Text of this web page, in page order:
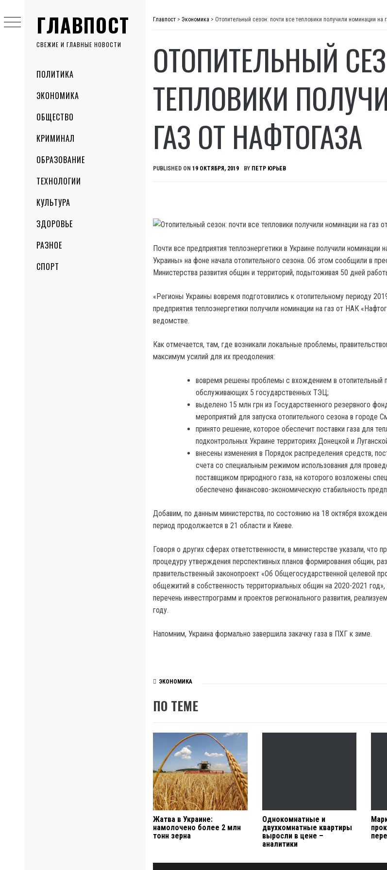
ГЛАВПОСТ
СВЕЖИЕ И ГЛАВНЫЕ НОВОСТИ
MenuПОЛИТИКА
ЭКОНОМИКА
ОБЩЕСТВО
КРИМИНАЛ
ОБРАЗОВАНИЕ
ТЕХНОЛОГИИ
КУЛЬТУРА
ЗДОРОВЬЕ
РАЗНОЕ
СПОРТ
to
content
Главпост > Экономика > Отопительный сезон: почти все тепловики получили номинации на
ОТОПИТЕЛЬНЫЙ
ТЕПЛОВИКИ
ГАЗ ОТ НАФТОГАЗА
PUBLISHED ON 19 ОКТЯБРЯ, 2019 BY ПЕТР ЮРЬЕВ
Почти все предприятия теплоэнергетики в Украине получили номинации
Украины» на фоне начала отопительного сезона. Об этом сообщили в
Министерства развития общин и территорий, подытоживая 50 дней
«Регионы Украины вовремя подготовились к отопительному периоду
предприятия теплоэнергетики получили номинации на газ от НАК
ведомстве.
Как отмечается, там, где возникали локальные проблемы,
максимум усилий для их преодоления:
вовремя решены проблемы с вхождением в отопительный
обслуживающих 5 государственных ТЭЦ;
выделено 15 млн грн из Государственного резервного
мероприятий для запуска отопительного сезона в городе
принято решение, которое обеспечит поставки газа для
подконтрольных Украине территориях Донецкой и
внесены изменения в Порядок распределения средств,
счета со специальным режимом использования для
поставщиком природного газа, на которого возложены
обеспечено финансово-экономическую стабильность
Добавим, по данным министерства, по состоянию на 18 октября
период продолжается в 21 области и Киеве.
Говоря о других сферах ответственности, в министерстве указали, что
процедуру утверждения перспективных планов формирования общин,
правительственный законопроект «Об Общегосударственной целевой
общежитий в собственность территориальных общин на 2020-2021 год»,
перечень инвестпрограмм и проектов регионального развития,
году.
Напомним, Украина формально завершила закачку газа в ПХГ к зиме.
ЭКОНОМИКА
ПО ТЕМЕ
Жатва в Украине:
намолочено более 2 млн
тонн зерна
Однокомнатные и
двухкомнатные квартиры
выросли в цене –
аналитики